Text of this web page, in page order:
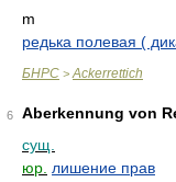
m
редька полевая (
БНРС > Ackerrettich
6
Aberkennung von
сущ.
юр. лишение прав